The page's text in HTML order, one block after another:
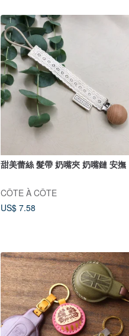
甜美蕾絲 髮帶 奶嘴夾 奶嘴鏈 安撫
CÔTE À CÔTE
US$ 7.58